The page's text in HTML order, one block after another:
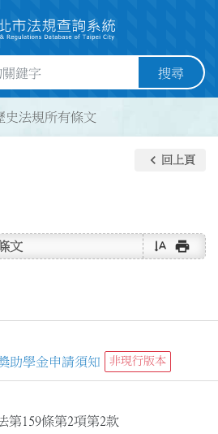
位 搜尋
史法規所有條文
keyboard_arrow_left 回上頁
文 text_rotate_vertical print
助學金申請須知
非現行版本
第159條第2項第2款